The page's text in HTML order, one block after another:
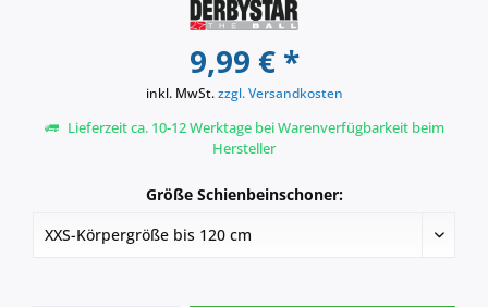
9,99 € *
inkl. MwSt.zzgl. Versandkosten
Lieferzeit ca. 10-12 Werktage bei Warenverfügbarkeit beim
Hersteller
Größe Schienbeinschoner: